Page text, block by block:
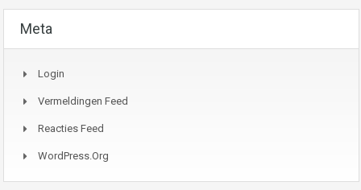
Meta
Login
Vermeldingen Feed
Reacties Feed
WordPress.org